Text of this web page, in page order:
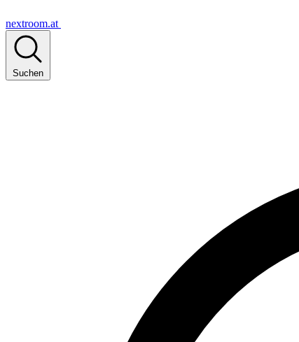
nextroom.at
Suchen